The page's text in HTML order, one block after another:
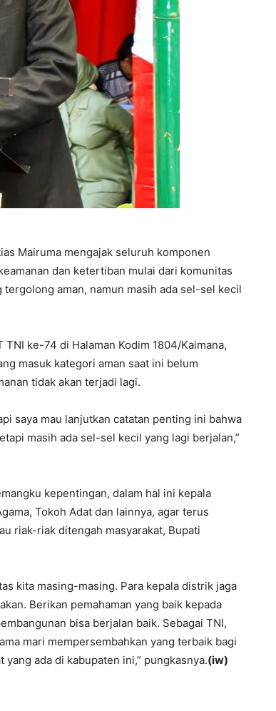
Mairuma mengajak seluruh komponen
dan ketertiban mulai dari komunitas
aman, namun masih ada sel-sel kecil
ke-74 di Halaman Kodim 1804/Kaimana,
masuk kategori aman saat ini belum
tidak akan terjadi lagi.
saya mau lanjutkan catatan penting ini bahwa
masih ada sel-sel kecil yang lagi berjalan,”
kepentingan, dalam hal ini kepala
Tokoh Adat dan lainnya, agar terus
riak-riak ditengah masyarakat, Bupati
kita masing-masing. Para kepala distrik jaga
Berikan pemahaman yang baik kepada
bisa berjalan baik. Sebagai TNI,
mari mempersembahkan yang terbaik bagi
ada di kabupaten ini,” pungkasnya.(iw)